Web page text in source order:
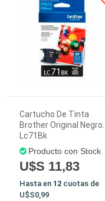
Cartucho De Tinta
Brother Original Negro.
Lc71Bk
Producto con Stock
U$S 11,83
Hasta en 12 cuotas de
U$S0,99